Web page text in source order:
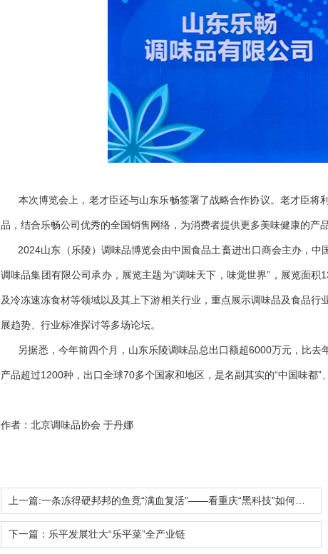
本次博览会上，老才臣还与山东乐畅签署了战略合作协议。老才臣
品，结合乐畅公司优秀的全国销售网络，为消费者提供更多美味健康的产品
2024山东（乐陵）调味品博览会由中国食品土畜进出口商会主办，
调味品集团有限公司承办，展览主题为“调味天下，味觉世界”，展览面
及冷冻速冻食材等领域以及其上下游相关行业，重点展示调味品及食品
展趋势、行业标准探讨等多场论坛。
另据悉，今年前四个月，山东乐陵调味品总出口额超6000万元，比
产品超过1200种，出口全球70多个国家和地区，是名副其实的“中国味都”
作者：北京调味品协会 于丹娜
上一篇:一条冻得硬邦邦的鱼竟“满血复活”——看重庆“黑科技”如何为食品保鲜和农业增值赋能
下一篇： 乐平发展壮大“乐平菜”全产业链